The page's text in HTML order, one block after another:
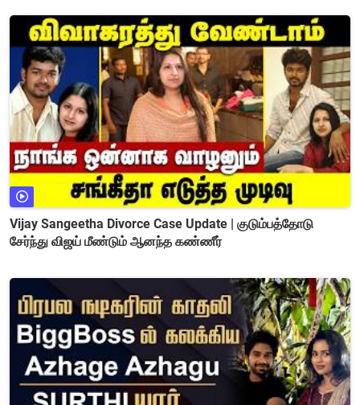
Vijay Sangeetha Divorce Case Update | குடும்பத்தோடு
சேர்ந்து விஜய் மீண்டும் ஆனந்த கண்ணீர்